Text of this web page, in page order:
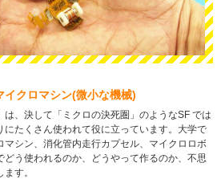
イクロマシン(微小な機械)
、決して「ミクロの決死圏」のようなSF では
にたくさん使われて役に立っています。大学で
シン、消化管内走行カプセル、マイクロロボ
どう使われるのか、どうやって作るのか、不思
す。